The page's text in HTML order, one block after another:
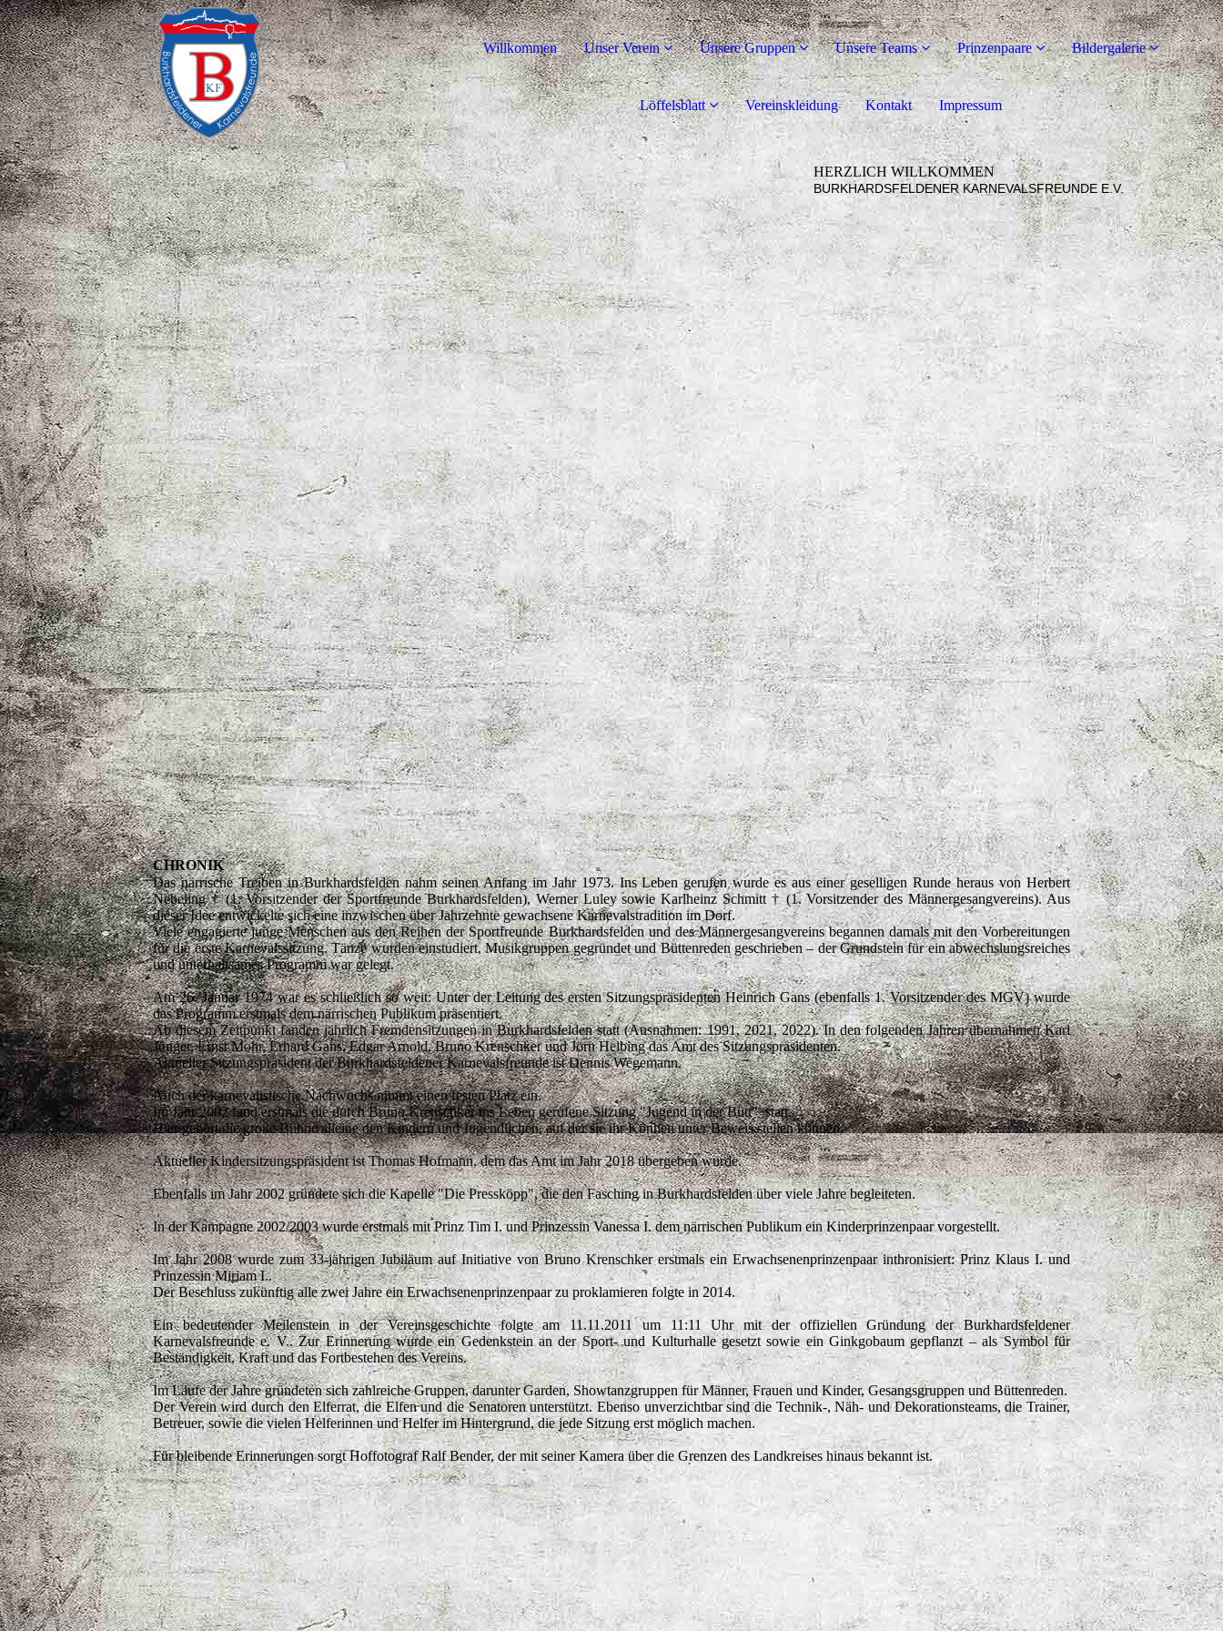
Willkommen Unser Verein Unsere Gruppen Unsere Teams Prinzenpaare Bildergalerie
Löffelsblatt Vereinskleidung Kontakt Impressum
HERZLICH WILLKOMMEN
BURKHARDSFELDENER KARNEVALSFREUNDE E.V.
CHRONIK
Das närrische Treiben in Burkhardsfelden nahm seinen Anfang im Jahr 1973. Ins Leben gerufen wurde es aus einer geselligen Runde heraus von Herbert
Nebeling † (1. Vorsitzender der Sportfreunde Burkhardsfelden), Werner Luley sowie Karlheinz Schmitt † (1. Vorsitzender des Männergesangvereins). Aus
dieser Idee entwickelte sich eine inzwischen über Jahrzehnte gewachsene Karnevalstradition im Dorf.
Viele engagierte junge Menschen aus den Reihen der Sportfreunde Burkhardsfelden und des Männergesangvereins begannen damals mit den Vorbereitungen
für die erste Karnevalssitzung. Tänze wurden einstudiert, Musikgruppen gegründet und Büttenreden geschrieben – der Grundstein für ein abwechslungsreiches
und unterhaltsames Programm war gelegt.
Am 26. Januar 1974 war es schließlich so weit: Unter der Leitung des ersten Sitzungspräsidenten Heinrich Gans (ebenfalls 1. Vorsitzender des MGV) wurde
das Programm erstmals dem närrischen Publikum präsentiert.
Ab diesem Zeitpunkt fanden jährlich Fremdensitzungen in Burkhardsfelden statt (Ausnahmen: 1991, 2021, 2022). In den folgenden Jahren übernahmen Karl
Jünger, Ernst Mohr, Erhard Gans, Edgar Arnold, Bruno Krenschker und Jörn Helbing das Amt des Sitzungspräsidenten.
Aktueller Sitzungspräsident der Burkhardsfeldener Karnevalsfreunde ist Dennis Wegemann.
Auch der karnevalistische Nachwuchs nimmt einen festen Platz ein.
Im Jahr 2002 fand erstmals die durch Bruno Krenschker ins Leben gerufene Sitzung "Jugend in der Bütt" statt.
Hier gehört die große Bühne alleine den Kindern und Jugendlichen, auf der sie ihr Können unter Beweis stellen können.
Aktueller Kindersitzungspräsident ist Thomas Hofmann, dem das Amt im Jahr 2018 übergeben wurde.
Ebenfalls im Jahr 2002 gründete sich die Kapelle "Die Pressköpp", die den Fasching in Burkhardsfelden über viele Jahre begleiteten.
In der Kampagne 2002/2003 wurde erstmals mit Prinz Tim I. und Prinzessin Vanessa I. dem närrischen Publikum ein Kinderprinzenpaar vorgestellt.
Im Jahr 2008 wurde zum 33-jährigen Jubiläum auf Initiative von Bruno Krenschker erstmals ein Erwachsenenprinzenpaar inthronisiert: Prinz Klaus I. und
Prinzessin Miriam I..
Der Beschluss zukünftig alle zwei Jahre ein Erwachsenenprinzenpaar zu proklamieren folgte in 2014.
Ein bedeutender Meilenstein in der Vereinsgeschichte folgte am 11.11.2011 um 11:11 Uhr mit der offiziellen Gründung der Burkhardsfeldener
Karnevalsfreunde e. V.. Zur Erinnerung wurde ein Gedenkstein an der Sport- und Kulturhalle gesetzt sowie ein Ginkgobaum gepflanzt – als Symbol für
Beständigkeit, Kraft und das Fortbestehen des Vereins.
Im Laufe der Jahre gründeten sich zahlreiche Gruppen, darunter Garden, Showtanzgruppen für Männer, Frauen und Kinder, Gesangsgruppen und Büttenreden.
Der Verein wird durch den Elferrat, die Elfen und die Senatoren unterstützt. Ebenso unverzichtbar sind die Technik-, Näh- und Dekorationsteams, die Trainer,
Betreuer, sowie die vielen Helferinnen und Helfer im Hintergrund, die jede Sitzung erst möglich machen.
Für bleibende Erinnerungen sorgt Hoffotograf Ralf Bender, der mit seiner Kamera über die Grenzen des Landkreises hinaus bekannt ist.